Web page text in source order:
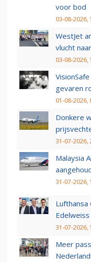
voor bod
03-08-2026,
WestJet
vlucht
03-08-2026,
gevaren
01-08-2026,
Donkere
31-07-2026,
Malaysia
31-07-2026,
Lufthansa
31-07-2026,
Meer